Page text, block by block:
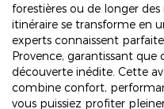
forestières ou de longer
itinéraire se transforme en
experts connaissent
Provence, garantissant que
découverte inédite. Cette
combine confort,
vous puissiez profiter